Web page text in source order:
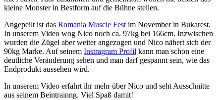
kleine Monster in Bestform auf die Bühne stellen.
Angepeilt ist das Romania Muscle Fest im November in Bukarest.
In unserem Video wog Nico noch ca. 97kg bei 166cm. Inzwischen
wurden die Zügel aber weiter angezogen und Nico nähert sich der
90kg Marke. Auf seinem Instragram Profil kann man schon eine
deutliche Veränderung sehen und man darf gespannt sein, wie das
Endprodukt aussehen wird.
In unserem Video erfahrt ihr mehr über Nico und seht Ausschnitte
aus seinem Beintrainng. Viel Spaß damit!